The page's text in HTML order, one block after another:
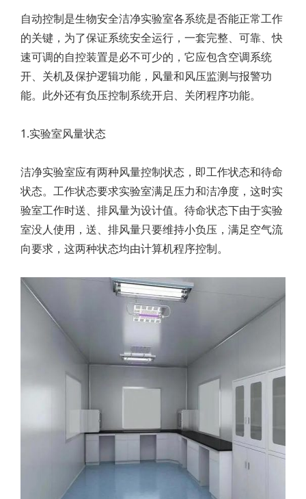
自动控制是生物安全洁净实验室各系统是否能正常工作
的关键，为了保证系统安全运行，一套完整、可靠、快
速可调的自控装置是必不可少的，它应包含空调系统
开、关机及保护逻辑功能，风量和风压监测与报警功
能。此外还有负压控制系统开启、关闭程序功能。
1.实验室风量状态
洁净实验室应有两种风量控制状态，即工作状态和待命
状态。工作状态要求实验室满足压力和洁净度，这时实
验室工作时送、排风量为设计值。待命状态下由于实验
室没人使用，送、排风量只要维持小负压，满足空气流
向要求，这两种状态均由计算机程序控制。